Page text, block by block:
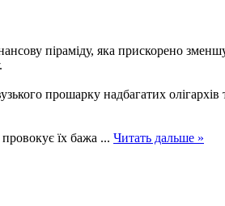
піраміду, яка прискорено
прошарку надбагатих
їх бажа ... Читать дальше »